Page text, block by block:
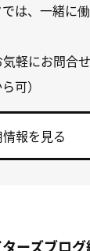
は、一緒に
軽にお問合
可）
報を見る
ーズブロ